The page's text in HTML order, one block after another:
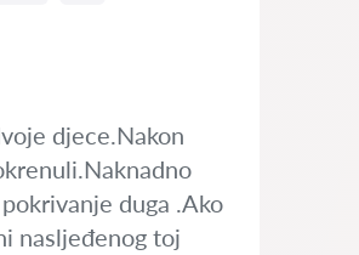
djece.Nakon
duga .Ako
nasljeđenog toj